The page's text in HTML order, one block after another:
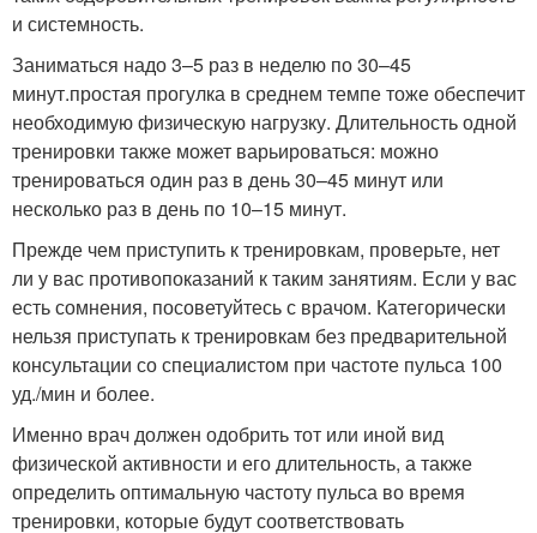
и системность.
Заниматься надо 3–5 раз в неделю по 30–45
минут.простая прогулка в среднем темпе тоже обеспечит
необходимую физическую нагрузку. Длительность одной
тренировки также может варьироваться: можно
тренироваться один раз в день 30–45 минут или
несколько раз в день по 10–15 минут.
Прежде чем приступить к тренировкам, проверьте, нет
ли у вас противопоказаний к таким занятиям. Если у вас
есть сомнения, посоветуйтесь с врачом. Категорически
нельзя приступать к тренировкам без предварительной
консультации со специалистом при частоте пульса 100
уд./мин и более.
Именно врач должен одобрить тот или иной вид
физической активности и его длительность, а также
определить оптимальную частоту пульса во время
тренировки, которые будут соответствовать